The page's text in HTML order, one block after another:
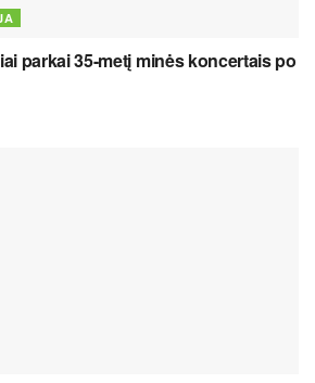
parkai 35-metį minės koncertais po